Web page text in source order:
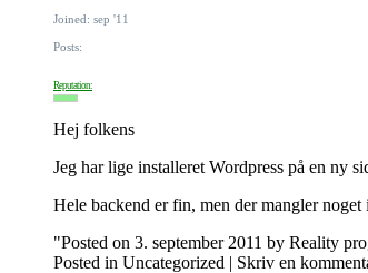
Joined: sep '11
Posts:
Reputation:
Hej folkens
Jeg har lige installeret Wordpress på en ny
Hele backend er fin, men der mangler
"Posted on 3. september 2011 by Reality
Posted in Uncategorized | Skriv en